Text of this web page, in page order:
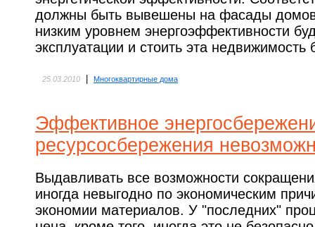
должны быть вывешены на фасады
низким уровнем энергоэффективности
эксплуатации и стоить эта
25.03.2010 Многоквартирные дома
Эффективное
ресурсосбережения
Выдавливать все возможности
иногда невыгодно по экономическим
экономии материалов. У "последних"